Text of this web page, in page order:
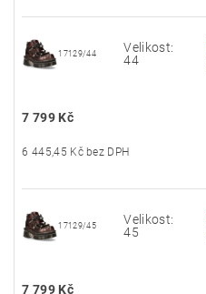
17129/44
Velikost:
44
7 799 Kč
6 445,45 Kč bez DPH
17129/45
Velikost:
45
7 799 Kč